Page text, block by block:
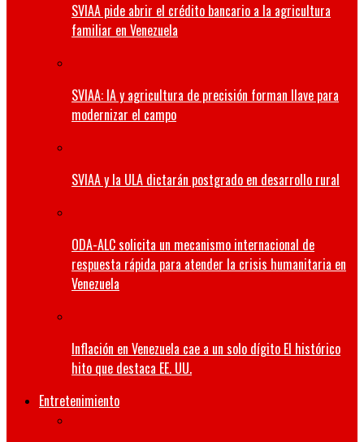
SVIAA pide abrir el crédito bancario a la agricultura
familiar en Venezuela
SVIAA: IA y agricultura de precisión forman llave para
modernizar el campo
SVIAA y la ULA dictarán postgrado en desarrollo rural
ODA-ALC solicita un mecanismo internacional de
respuesta rápida para atender la crisis humanitaria en
Venezuela
Inflación en Venezuela cae a un solo dígito El histórico
hito que destaca EE. UU.
Entretenimiento